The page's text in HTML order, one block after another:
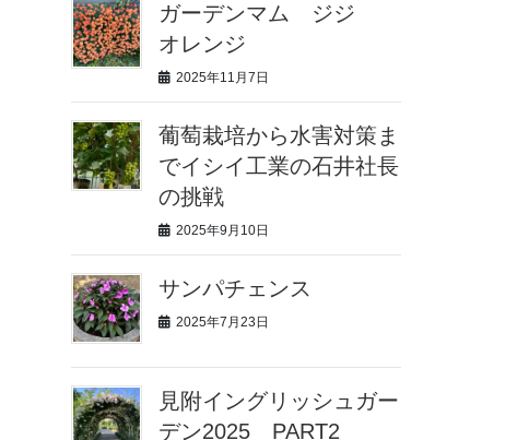
ガーデンマム ジジ
オレンジ
2025年11月7日
葡萄栽培から水害対策ま
でイシイ工業の石井社長
の挑戦
2025年9月10日
サンパチェンス
2025年7月23日
見附イングリッシュガー
デン2025 PART2